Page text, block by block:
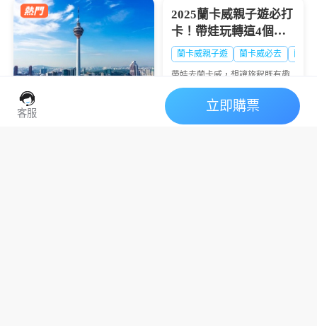
2026馬來西亞假期規劃
與豐富的熱帶雨林生態...
2025蘭卡威親子遊必打
卡！帶娃玩轉這4個寶
藏景點，快樂不重樣
蘭卡威親子遊 蘭卡威必去 蘭卡
帶娃去蘭卡威，想讓旅程既有趣
又有意義？這四個景點絕對能滿
足你！從刺激的戶外冒險到神奇
的動物世界，再到夢幻的海底奇
觀，每一處都藏著讓孩子尖叫的
客服
立即購票